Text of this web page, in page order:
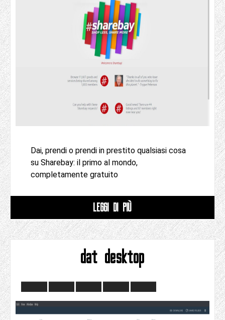
Dai, prendi o prendi in prestito qualsiasi cosa
su Sharebay: il primo al mondo,
completamente gratuito
LEGGI DI PIÙ
dat desktop